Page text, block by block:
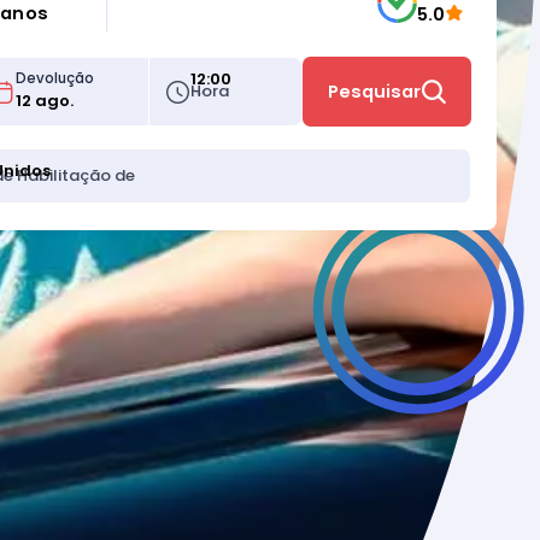
anos 5.0
Devolução
Hora
12:00
Pesquisar
Habilitação de